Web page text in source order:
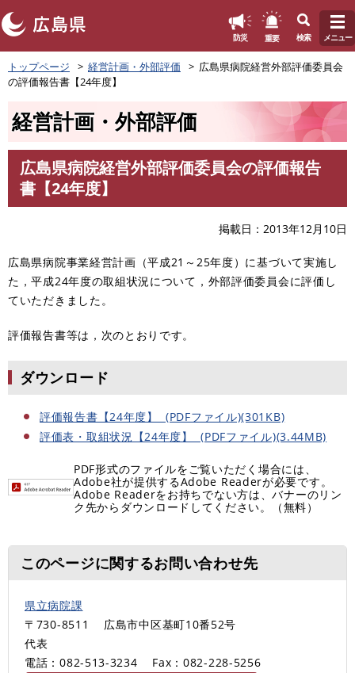
ペ
ー
ジ
防災 重要 検索 メニュー
トップページ 経営計画・外部評価
広島県病院経営外部評価委員会
の評価報告書【24年度】
経営計画・外部評価
広島県病院経営外部評価委員会の評価報告
書【24年度】
掲載日 2013年12月10日
広島県病院事業経営計画（平成21～25年度）に基づいて実施し
た，平成24年度の取組状況について，外部評価委員会に評価し
ていただきました。
評価報告書等は，次のとおりです。
ダウンロード
評価報告書【24年度】 (PDFファイル)(301KB)
評価表・取組状況【24年度】 (PDFファイル)(3.44MB)
PDF形式のファイルをご覧いただく場合には、
Adobe社が提供するAdobe Readerが必要です。
Adobe Readerをお持ちでない方は、バナーのリン
ク先からダウンロードしてください。（無料）
このページに関するお問い合わせ先
県立病院課
〒730-8511
広島市中区基町10番52号
代表
電話：082-513-3234
Fax：082-228-5256